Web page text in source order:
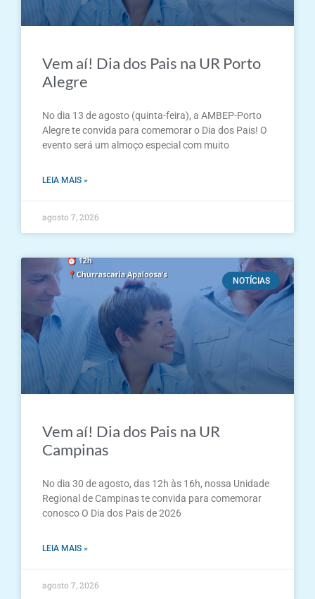
Vem aí! Dia dos Pais na UR Porto
Alegre
No dia 13 de agosto (quinta-feira), a AMBEP-Porto
Alegre te convida para comemorar o Dia dos Pais! O
evento será um almoço especial com muito
LEIA MAIS »
agosto 7, 2026
NOTÍCIAS
Vem aí! Dia dos Pais na UR
Campinas
No dia 30 de agosto, das 12h às 16h, nossa Unidade
Regional de Campinas te convida para comemorar
conosco O Dia dos Pais de 2026
LEIA MAIS »
agosto 7, 2026